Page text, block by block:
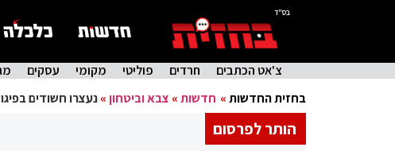
בס"ד
צ'אט הכתבים חרדים פוליטי מקומי עסקים
בחזית החדשות» חדשות» צבא וביטחון»נעצרו חשודים
הותר לפרסום